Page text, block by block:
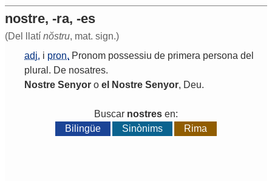
nostre, -ra, -es
(Del llatí nŏstru, mat. sign.)
adj. i pron. Pronom possessiu de primera persona del
plural . De nosatres.
Nostre Senyor o el Nostre Senyor, Deu.
Buscar nostres en:
Bilingüe
Sinònims Rima